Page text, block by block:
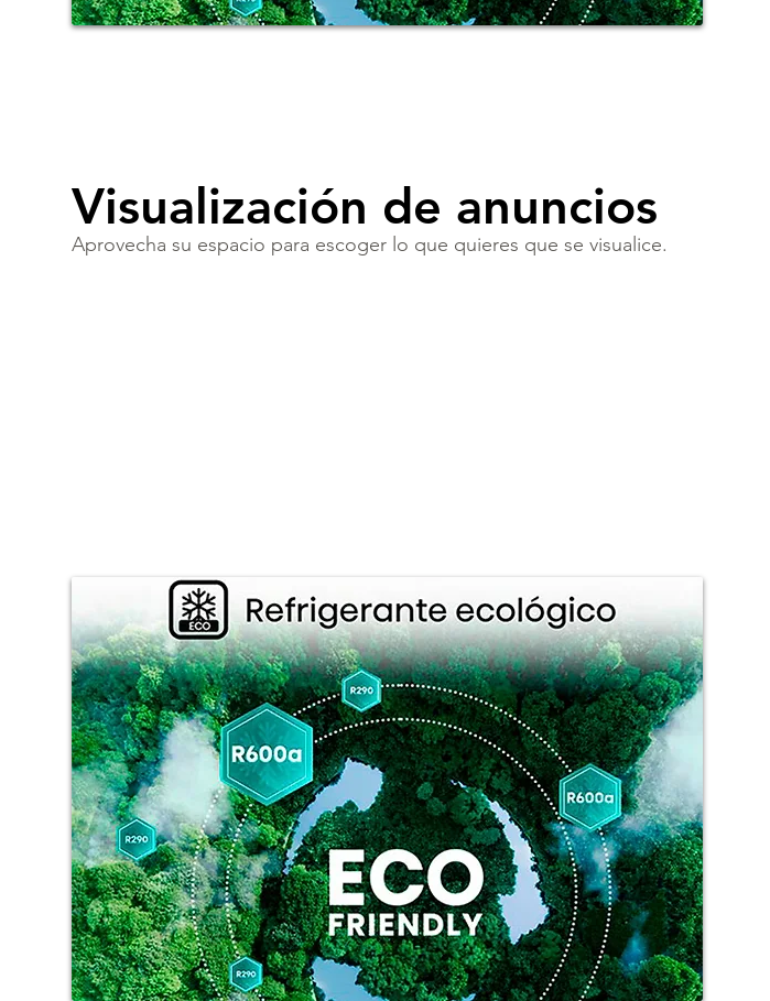
Visualización de anuncios
Aprovecha su espacio para escoger lo que quieres que se visualice.